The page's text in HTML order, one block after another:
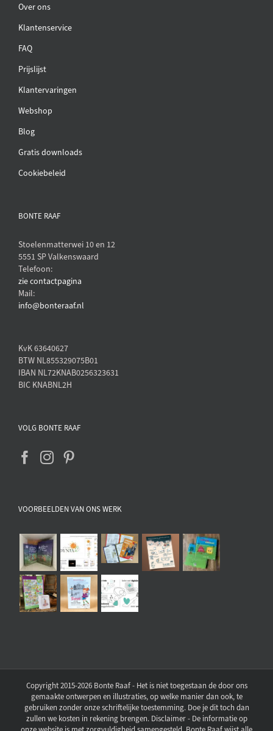
Over ons
Klantenservice
FAQ
Prijslijst
Klantervaringen
Webshop
Blog
Gratis downloads
Cookiebeleid
BONTE RAAF
Stoelenmatterwei 10 en 12
5551 SP Valkenswaard
Telefoon:
zie contactpagina
Mail:
info@bonteraaf.nl
KvK 63640627
BTW NL855329075B01
IBAN NL72KNAB0256323631
BIC KNABNL2H
VOLG BONTE RAAF
VOORBEELDEN VAN ONS WERK
Copyright 2015-2026 Bonte Raaf - Het is niet toegestaan de door ons
gemaakte ontwerpen en illustraties, op welke manier dan ook, te
gebruiken zonder onze schriftelijke toestemming. Doe je dit toch dan
zullen we kosten in rekening brengen. Disclaimer - De informatie op